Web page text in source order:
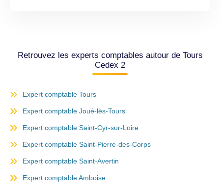
Retrouvez les experts comptables autour de Tours
Cedex 2
Expert comptable Tours
Expert comptable Joué-lès-Tours
Expert comptable Saint-Cyr-sur-Loire
Expert comptable Saint-Pierre-des-Corps
Expert comptable Saint-Avertin
Expert comptable Amboise